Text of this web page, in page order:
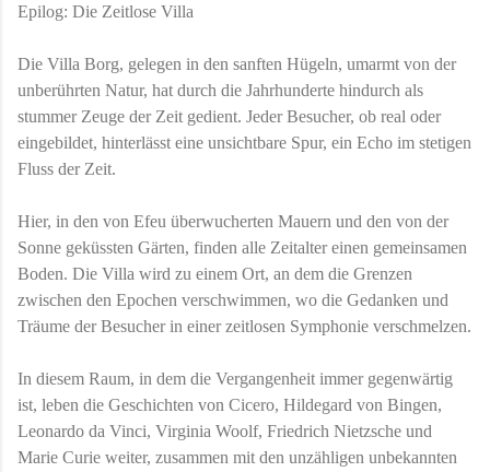
Epilog: Die Zeitlose Villa
Die Villa Borg, gelegen in den sanften Hügeln, umarmt von der
unberührten Natur, hat durch die Jahrhunderte hindurch als
stummer Zeuge der Zeit gedient. Jeder Besucher, ob real oder
eingebildet, hinterlässt eine unsichtbare Spur, ein Echo im stetigen
Fluss der Zeit.
Hier, in den von Efeu überwucherten Mauern und den von der
Sonne geküssten Gärten, finden alle Zeitalter einen gemeinsamen
Boden. Die Villa wird zu einem Ort, an dem die Grenzen
zwischen den Epochen verschwimmen, wo die Gedanken und
Träume der Besucher in einer zeitlosen Symphonie verschmelzen.
In diesem Raum, in dem die Vergangenheit immer gegenwärtig
ist, leben die Geschichten von Cicero, Hildegard von Bingen,
Leonardo da Vinci, Virginia Woolf, Friedrich Nietzsche und
Marie Curie weiter, zusammen mit den unzähligen unbekannten